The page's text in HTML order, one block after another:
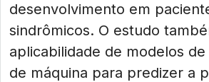
desenvolvimento em
sindrômicos. O estudo
aplicabilidade de modelos
de máquina para predizer a